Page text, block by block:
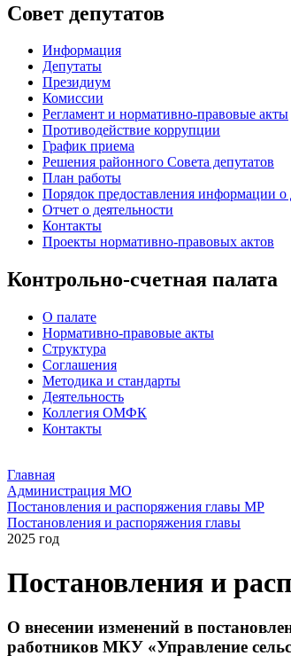
Совет депутатов
Информация
Депутаты
Президиум
Комиссии
Регламент и нормативно-правовые акты
Противодействие коррупции
График приема
Решения районного Совета депутатов
План работы
Порядок предоставления информации о
Отчет о деятельности
Контакты
Проекты нормативно-правовых актов
Контрольно-счетная палата
О палате
Нормативно-правовые акты
Структура
Соглашения
Методика и стандарты
Деятельность
Коллегия ОМФК
Контакты
Главная
Администрация МО
Постановления и распоряжения главы МР
Постановления и распоряжения главы
2025 год
Постановления и
О внесении изменений в
работников МКУ «Управление